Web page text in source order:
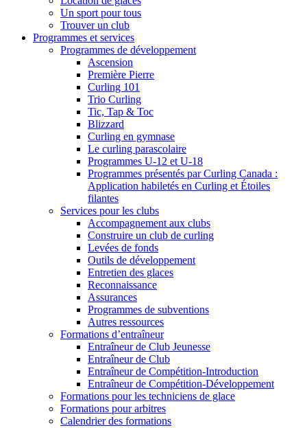
Un sport pour tous
Trouver un club
Programmes et services
Programmes de développement
Ascension
Première Pierre
Curling 101
Trio Curling
Tic, Tap & Toc
Blizzard
Curling en gymnase
Le curling parascolaire
Programmes U-12 et U-18
Programmes présentés par Curling Canada :
Application habiletés en Curling et Étoiles
filantes
Services pour les clubs
Accompagnement aux clubs
Construire un club de curling
Levées de fonds
Outils de développement
Entretien des glaces
Reconnaissance
Assurances
Programmes de subventions
Autres ressources
Formations d’entraîneur
Entraîneur de Club Jeunesse
Entraîneur de Club
Entraîneur de Compétition-Introduction
Entraîneur de Compétition-Développement
Formations pour les techniciens de glace
Formations pour arbitres
Calendrier des formations